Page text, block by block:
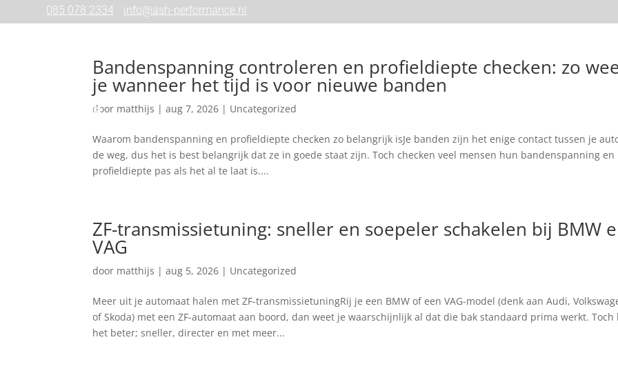
085 078 2334 info@ash-performance.nl
Contact
Bandenspanning controleren en profieldiepte checken: zo
je wanneer het tijd is voor nieuwe banden
door matthijs |aug 7, 2026 | Uncategorized
Waarom bandenspanning en profieldiepte checken zo belangrijk isJe banden zijn het enige contact tussen je
de weg, dus het is best belangrijk dat ze in goede staat zijn. Toch checken veel mensen hun bandenspanning en
profieldiepte pas als het al te laat is....
ZF-transmissietuning: sneller en soepeler schakelen bij BMW
VAG
door matthijs |aug 5, 2026 | Uncategorized
Meer uit je automaat halen met ZF-transmissietuningRij je een BMW of een VAG-model (denk aan Audi,
of Skoda) met een ZF-automaat aan boord, dan weet je waarschijnlijk al dat die bak standaard prima werkt. Toch
het beter; sneller, directer en met meer...